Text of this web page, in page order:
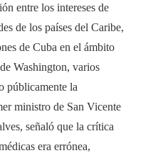
entre los intereses de
de los países del Caribe,
de Cuba en el ámbito
Washington, varios
públicamente la
ministro de San Vicente
señaló que la crítica
era errónea,